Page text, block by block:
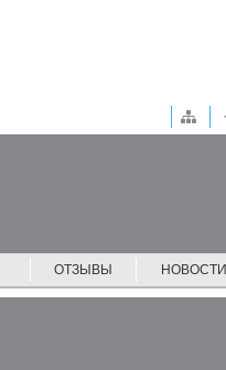
ОТЗЫВЫ НОВОСТИ